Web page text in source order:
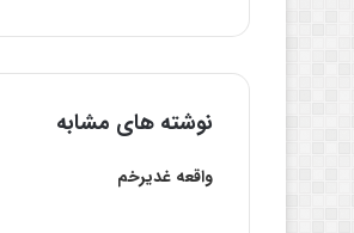
نوشته های مشابه
واقعه غدیرخم